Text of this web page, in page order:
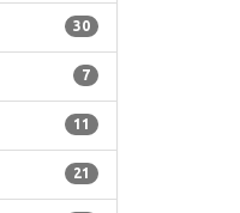
30
7
11
21